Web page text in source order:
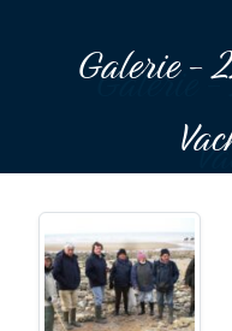
Galerie -